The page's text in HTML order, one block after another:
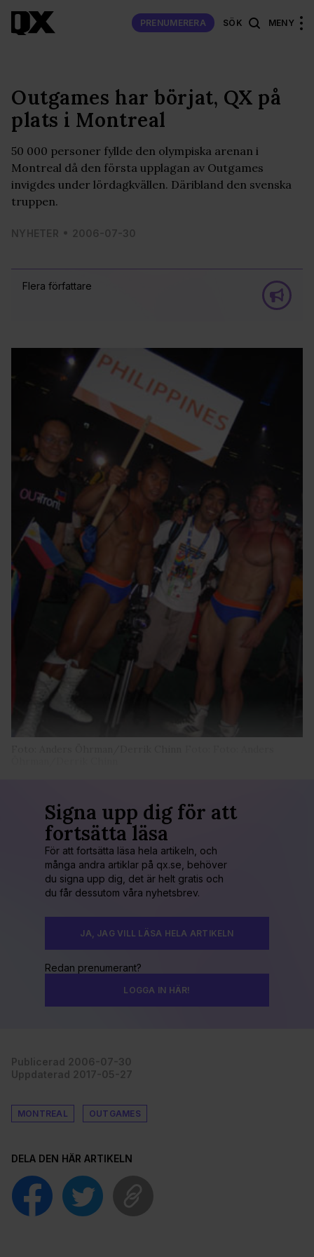
PRENUMERERA SÖK MENY
Flera författare
Outgames har börjat, QX på
plats i Montreal
50 000 personer fyllde den olympiska arenan i
Montreal då den första upplagan av Outgames
invigdes under lördagkvällen. Däribland den svenska
truppen.
NYHETER 2006-07-30
Signa upp dig för att
fortsätta läsa
För att fortsätta läsa hela artikeln, och
många andra artiklar på qx.se, behöver
du signa upp dig, det är helt gratis och
du får dessutom våra nyhetsbrev.
JA, JAG VILL LÄSA HELA ARTIKELN
Redan prenumerant?
LOGGA IN HÄR!
Publicerad 2006-07-30
Uppdaterad 2017-05-27
MONTREAL OUTGAMES
DELA DEN HÄR ARTIKELN